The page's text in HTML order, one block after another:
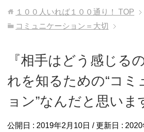
１００人いれば１００通り！ TOP
コミュニケーション＝大切
『相手はどう感じる
れを知るための“コミ
ョン”なんだと思いま
公開日 : 2019年2月10日 / 更新日 : 2020